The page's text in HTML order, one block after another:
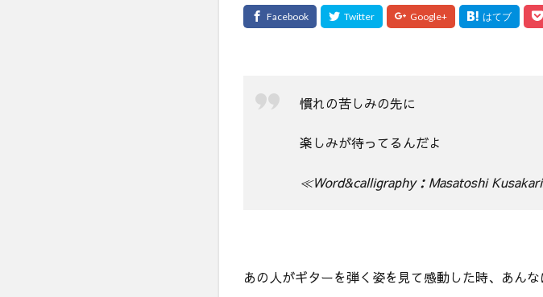
慣れの苦しみの先に
楽しみが待ってるんだよ
≪Word&calligraphy：Masatoshi
あの人がギターを弾く姿を見て感動した時、あん